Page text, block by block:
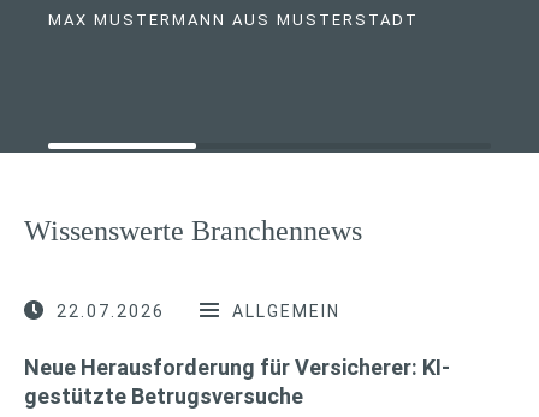
MAX MUSTERMANN AUS MUSTERSTADT
Wissenswerte Branchennews
22.07.2026 ALLGEMEIN
Neue Herausforderung für Versicherer: KI-
gestützte Betrugsversuche